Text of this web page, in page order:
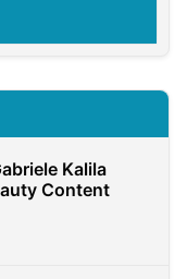
Kalila
Content